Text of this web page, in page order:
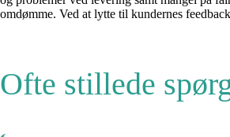
omdømme. Ved at lytte til kundernes
Ofte stillede